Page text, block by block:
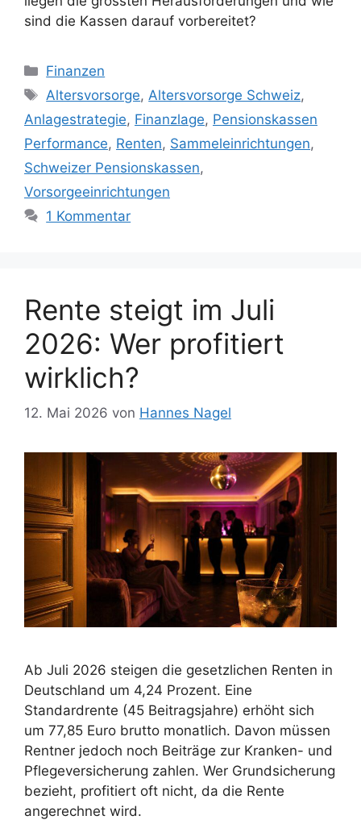
sind die Kassen darauf vorbereitet?
Kategorien
Finanzen
Schlagwörter
Altersvorsorge, Altersvorsorge Schweiz,
Anlagestrategie, Finanzlage, Pensionskassen
Performance, Renten, Sammeleinrichtungen,
Schweizer Pensionskassen,
Vorsorgeeinrichtungen
1 Kommentar
Rente steigt im Juli
2026: Wer profitiert
wirklich?
12. Mai 2026 von Hannes Nagel
Ab Juli 2026 steigen die gesetzlichen Renten in
Deutschland um 4,24 Prozent. Eine
Standardrente (45 Beitragsjahre) erhöht sich
um 77,85 Euro brutto monatlich. Davon müssen
Rentner jedoch noch Beiträge zur Kranken- und
Pflegeversicherung zahlen. Wer Grundsicherung
bezieht, profitiert oft nicht, da die Rente
angerechnet wird.